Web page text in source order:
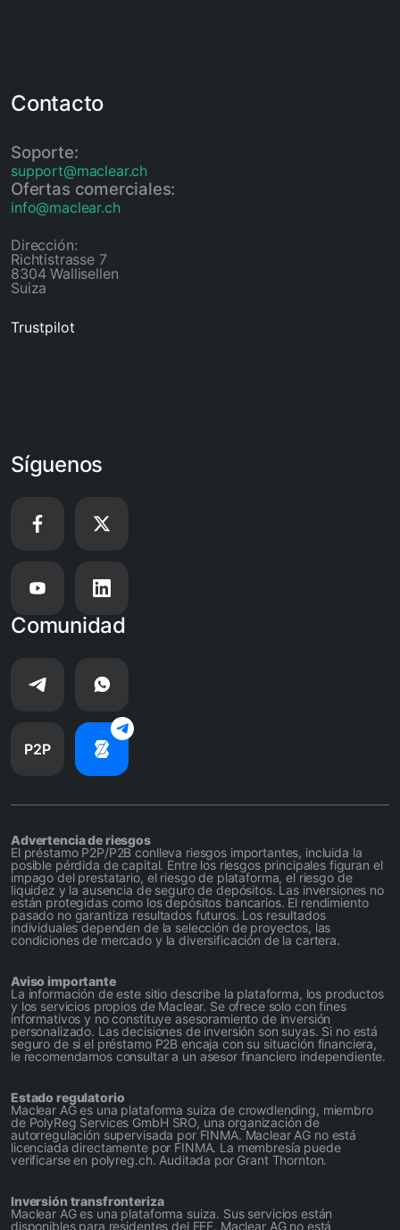
Contacto
Soporte:
support@maclear.ch
Ofertas comerciales:
info@maclear.ch
Dirección:
Richtistrasse 7
8304 Wallisellen
Suiza
Trustpilot
Síguenos
Comunidad
P2P
Advertencia de riesgos
El préstamo P2P/P2B conlleva riesgos importantes, incluida la
posible pérdida de capital. Entre los riesgos principales figuran el
impago del prestatario, el riesgo de plataforma, el riesgo de
liquidez y la ausencia de seguro de depósitos. Las inversiones no
están protegidas como los depósitos bancarios. El rendimiento
pasado no garantiza resultados futuros. Los resultados
individuales dependen de la selección de proyectos, las
condiciones de mercado y la diversificación de la cartera.
Aviso importante
La información de este sitio describe la plataforma, los productos
y los servicios propios de Maclear. Se ofrece solo con fines
informativos y no constituye asesoramiento de inversión
personalizado. Las decisiones de inversión son suyas. Si no está
seguro de si el préstamo P2B encaja con su situación financiera,
le recomendamos consultar a un asesor financiero independiente.
Estado regulatorio
Maclear AG es una plataforma suiza de crowdlending, miembro
de PolyReg Services GmbH SRO, una organización de
autorregulación supervisada por FINMA. Maclear AG no está
licenciada directamente por FINMA. La membresía puede
verificarse en polyreg.ch. Auditada por Grant Thornton.
Inversión transfronteriza
Maclear AG es una plataforma suiza. Sus servicios están
disponibles para residentes del EEE. Maclear AG no está